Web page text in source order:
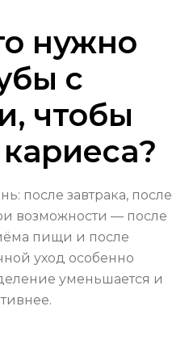
нужно
с
чтобы
после завтрака, после
возможности — после
пищи и после
уход особенно
уменьшается и